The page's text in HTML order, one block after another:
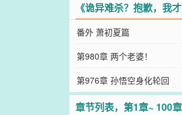
《诡异难杀？抱歉，我
番外 萧初夏篇
第980章 两个老婆！
第976章 孙悟空身化轮回
章节列表，第1章~ 100